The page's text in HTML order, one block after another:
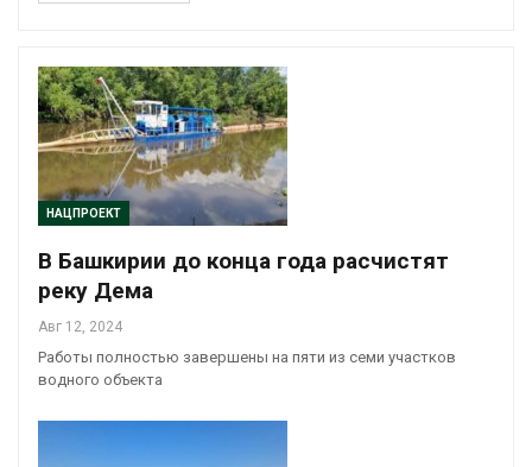
НАЦПРОЕКТ
В Башкирии до конца года расчистят
реку Дема
Авг 12, 2024
Работы полностью завершены на пяти из семи участков
водного объекта